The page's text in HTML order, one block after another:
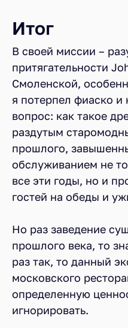
Итог
В своей миссии –
притягательности
Смоленской,
я потерпел фиаско и
вопрос: как такое
раздутым
прошлого,
обслуживанием не
все эти годы, но и
гостей на обеды и
Но раз заведение
прошлого века, то
раз так, то данный
московского
определенную
игнорировать.